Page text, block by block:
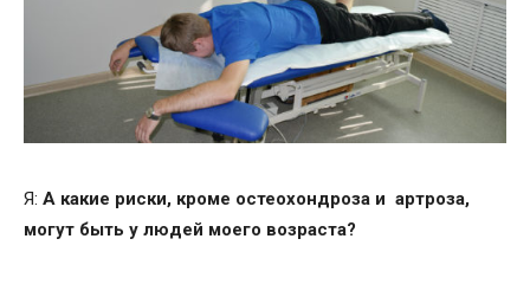
Я: А какие риски, кроме остеохондроза и артроза,
могут быть у людей моего возраста?